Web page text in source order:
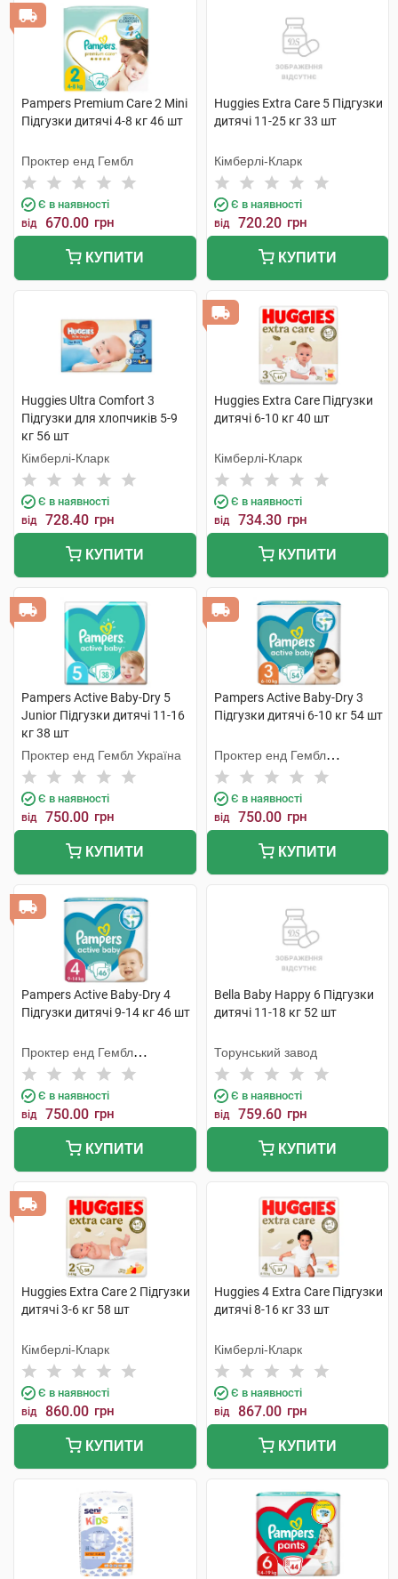
Pampers Premium Care 2 Mini
Підгузки дитячі 4-8 кг 46 шт
Проктер енд Гембл
Є в наявності
від 670.00 грн
КУПИТИ
Huggies Extra Care 5 Підгузки
дитячі 11-25 кг 33 шт
Кімберлі-Кларк
Є в наявності
від 720.20 грн
КУПИТИ
Huggies Ultra Comfort 3
Підгузки для хлопчиків 5-9
кг 56 шт
Кімберлі-Кларк
Є в наявності
від 728.40 грн
КУПИТИ
Huggies Extra Care Підгузки
дитячі 6-10 кг 40 шт
Кімберлі-Кларк
Є в наявності
від 734.30 грн
КУПИТИ
Pampers Active Baby-Dry 5
Junior Підгузки дитячі 11-16
кг 38 шт
Проктер енд Гембл Україна
Є в наявності
від 750.00 грн
КУПИТИ
Pampers Active Baby-Dry 3
Підгузки дитячі 6-10 кг 54 шт
Проктер енд Гембл
Мануфекчурінг
Є в наявності
від 750.00 грн
КУПИТИ
Pampers Active Baby-Dry 4
Підгузки дитячі 9-14 кг 46 шт
Проктер енд Гембл
Мануфекчурінг
Є в наявності
від 750.00 грн
КУПИТИ
Bella Baby Happy 6 Підгузки
дитячі 11-18 кг 52 шт
Торунський завод
Є в наявності
від 759.60 грн
КУПИТИ
Huggies Extra Care 2 Підгузки
дитячі 3-6 кг 58 шт
Кімберлі-Кларк
Є в наявності
від 860.00 грн
КУПИТИ
Huggies 4 Extra Care Підгузки
дитячі 8-16 кг 33 шт
Кімберлі-Кларк
Є в наявності
від 867.00 грн
КУПИТИ